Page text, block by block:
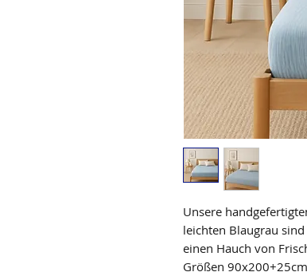
Unsere
leichten Blaugrau
einen Hauch von
Größen